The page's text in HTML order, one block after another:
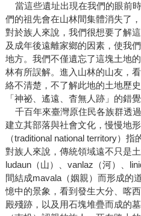
當這些遺址出現在我們的眼前
們的祖先會在山林間集體消失了
對於族人來說，我們很想要了解
及成年後遠離家鄉的因素，使我
地方。我們不僅遺忘了這塊土地
林有所誤解。進入山林的山友，
絡不清楚，不了解此地的土地歷
「神祕、遙遠、杳無人跡」的錯覺
千百年來臺灣原住民各族群透
建立其部落與社會文化，慢慢地
（traditional national territory）
對族人來說，傳統領域遠不只是
ludaun（山）、vanlaz（河）、
間結成mavala（姻親）而形成的
憶中的景象，看到發生大分、喀
殿殘跡，以及用石塊堆疊而成的